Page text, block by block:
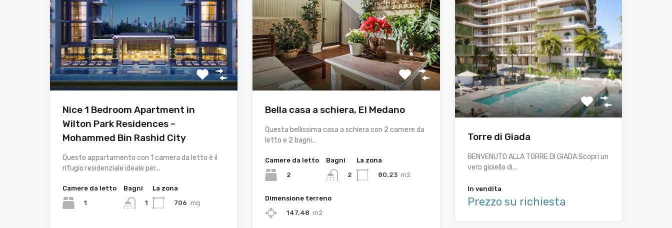
Nice 1 Bedroom Apartment in
Wilton Park Residences –
Mohammed Bin Rashid City
Questo appartamento con 1 camera da letto è il
rifugio residenziale ideale per...
Camere da letto
1
Bagni
1
La zona
706 mq
Bella casa a schiera, El Medano
Questa bellissima casa a schiera con 2 camere da
letto e 2 bagni…
Camere da letto
2
Bagni
2
La zona
80.23 m2
Dimensione terreno
147.48 m2
Torre di Giada
BENVENUTO ALLA TORRE DI GIADA Scopri un
vero gioiello di...
In vendita
Prezzo su richiesta